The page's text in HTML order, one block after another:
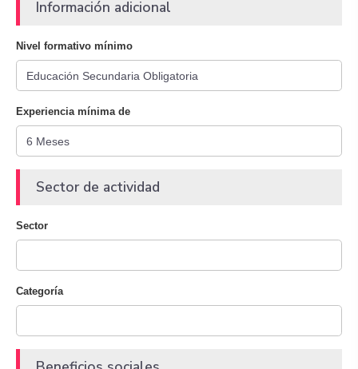
Información adicional
Nivel formativo mínimo
Experiencia mínima de
Sector de actividad
Sector
Categoría